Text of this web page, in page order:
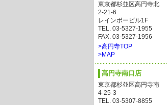
東京都杉並区高円寺北
2-21-6
レインボービル1F
TEL. 03-5327-1955
FAX. 03-5327-1956
>高円寺TOP
>MAP
高円寺南口店
東京都杉並区高円寺南
4-25-3
TEL. 03-5307-8855